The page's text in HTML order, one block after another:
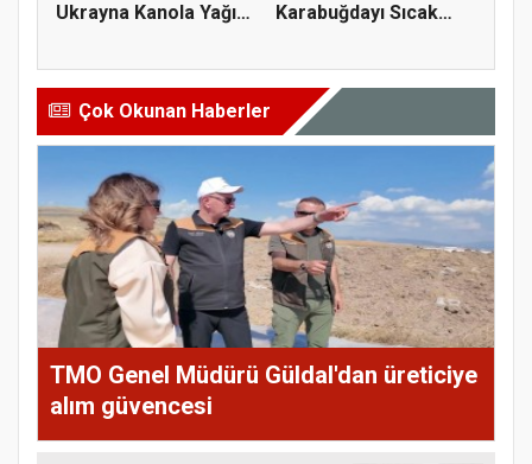
Ukrayna Kanola Yağı
Karabuğdayı Sıcak
Çok Okunan Haberler
TMO Genel Müdürü Güldal'dan üreticiye
alım güvencesi